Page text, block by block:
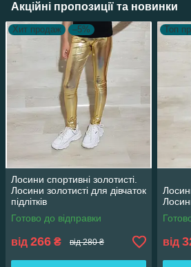
Акційні пропозиції та новинки
Хит продаж –5%
Лосини спортивні золотисті.
Лосини золотисті для дівчаток
підлітків
Готово до відправки
від 266 ₴ від 280 ₴
Топ
від